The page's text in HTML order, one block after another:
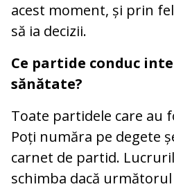
acest moment, și prin
să ia decizii.
Ce partide conduc
sănătate?
Toate partidele care au
Poți număra pe degete
carnet de partid.
schimba dacă